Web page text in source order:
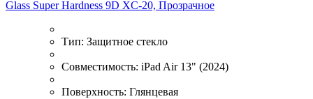
Glass Super Hardness 9D XC-20, Прозрачное
Тип: Защитное стекло
Совместимость: iPad Air 13" (2024)
Поверхность: Глянцевая